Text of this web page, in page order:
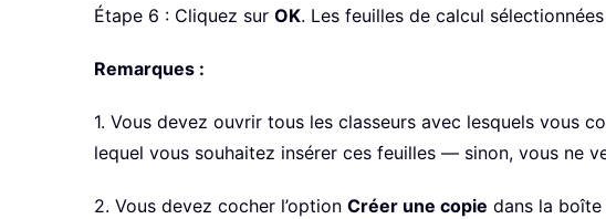
Étape 6 : Cliquez sur OK. Les feuilles de calcul
Remarques :
1. Vous devez ouvrir tous les classeurs avec lesquels vous
lequel vous souhaitez insérer ces feuilles — sinon, vous ne
2. Vous devez cocher l’option Créer une copie dans la